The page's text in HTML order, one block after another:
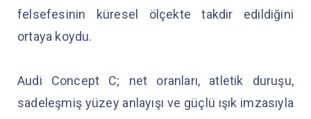
felsefesinin küresel ölçekte takdir edildiğini
ortaya koydu.
Audi Concept C; net oranları, atletik duruşu,
sadeleşmiş yüzey anlayışı ve güçlü ışık imzasıyla